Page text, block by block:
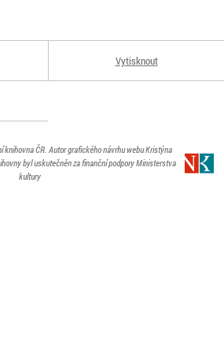
Vytisknout
knihovna ČR. Autor grafického návrhu webu Kristýna
byl uskutečněn za finanční podpory Ministerstva
kultury